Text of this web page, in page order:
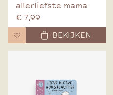
allerliefste mama
€ 7,99
BEKIJKEN